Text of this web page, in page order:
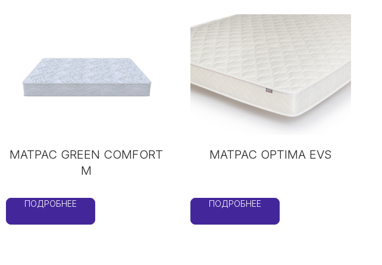
МАТРАС GREEN COMFORT
M
ПОДРОБНЕЕ
МАТРАС OPTIMA EVS
ПОДРОБНЕЕ